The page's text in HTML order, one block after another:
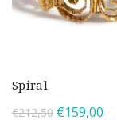
Spiral
€212,50 Η
€159,00